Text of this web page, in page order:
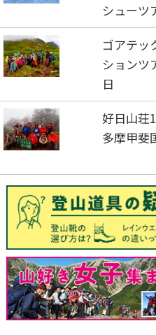
シューツ
ゴアテッ
ション
日
好日山荘
多摩甲